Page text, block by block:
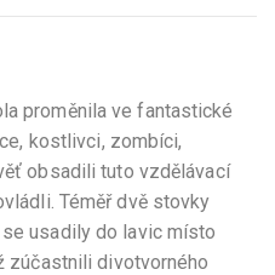
proměnila ve fantastické
kostlivci, zombíci,
obsadili tuto vzdělávací
Téměř dvě stovky
usadily do lavic místo
zúčastnili divotvorného